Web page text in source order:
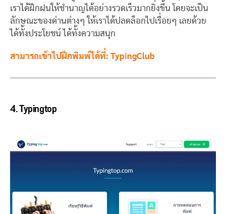
เราได้ฝึกฝนให้ชำนาญได้อย่างรวดเร็วมากยิ่งขึ้น โดยจะเป็น
ลักษณะของด่านต่างๆ ให้เราได้ปลดล็อกไปเรื่อยๆ เลยด้วย
ได้ทั้งประโยชน์ ได้ทั้งความสนุก
สามารถเข้าไปฝึกพิมพ์ได้ที่: TypingClub
4.Typingtop